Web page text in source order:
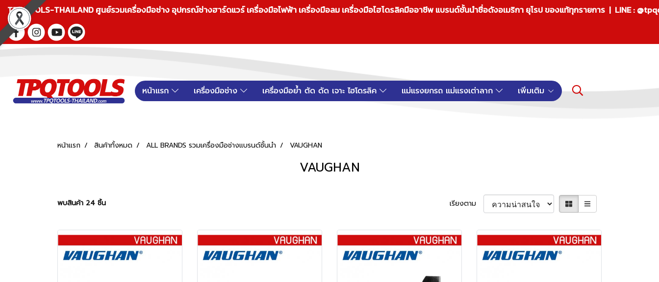
TPQTOOLS-THAILAND ศูนย์รวมเครื่องมือช่าง อุปกรณ์ช่างฮาร์ดแวร์ เครื่องมือไฟฟ้า เครื่องมือลม เครื่องมือไฮโดรลิคมืออาชีพ แบรนด์ชั้นนำชื่อดังอเมริกา ยุโรป ของแท้ทุกรายการ | LINE :
หน้าแรก เครื่องมือช่าง เครื่องมือย้ำ ตัด ดัด เจาะ ไฮโดรลิค แม่แรงยกรถ แม่แรงเต่าลาก เพิ่มเติม
หน้าแรก สินค้าทั้งหมด ALL BRANDS รวมเครื่องมือช่างแบรนด์ชั้นนำ VAUGHAN
VAUGHAN
พบสินค้า 24 ชิ้น เรียงตาม